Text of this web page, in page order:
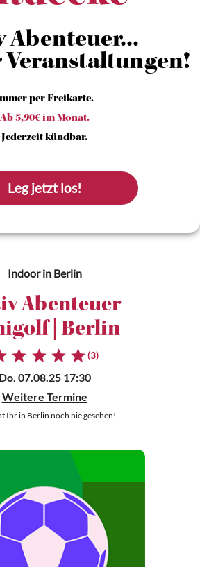
Abenteuer...
Veranstaltungen!
per Freikarte.
Ab 5,90€ im Monat.
Jederzeit kündbar.
Leg jetzt los!
Indoorin Berlin
Abenteuer
| Berlin
(3)
Do. 07.08.25 17:30
Weitere Termine
Ihr in Berlin noch nie gesehen!